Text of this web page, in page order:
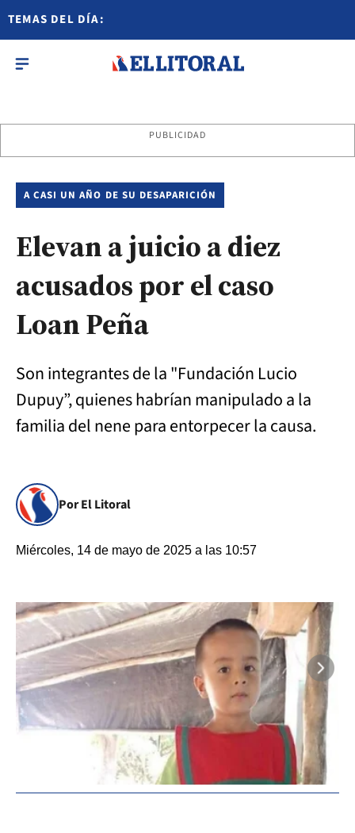
TEMAS DEL DÍA:
PUBLICIDAD
A CASI UN AÑO DE SU DESAPARICIÓN
Elevan a juicio a diez
acusados por el caso
Loan Peña
Son integrantes de la "Fundación Lucio
Dupuy”, quienes habrían manipulado a la
familia del nene para entorpecer la causa.
Por El Litoral
Miércoles, 14 de mayo de 2025 a las 10:57